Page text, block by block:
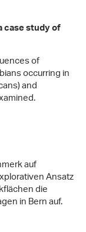
case study of
of
occurring in
and
auf
Ansatz
die
in Bern auf.